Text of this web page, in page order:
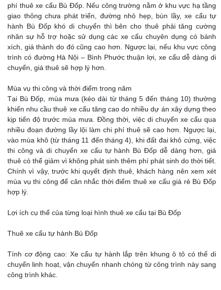
phí thuê xe cẩu Bù Đốp. Nếu công trường nằm ở khu vực hạ tầng
giao thông chưa phát triển, đường nhỏ hẹp, bùn lầy, xe cẩu tự
hành Bù Đốp khó di chuyển thì bên cho thuê phải tăng cường
nhân sự hỗ trợ hoặc sử dụng các xe cẩu chuyên dụng có bánh
xích, giá thành do đó cũng cao hơn. Ngược lại, nếu khu vực công
trình có đường Hà Nội – Bình Phước thuận lợi, xe cẩu dễ dàng di
chuyển, giá thuê sẽ hợp lý hơn.
Mùa vụ thi công và thời điểm trong năm
Tại Bù Đốp, mùa mưa (kéo dài từ tháng 5 đến tháng 10) thường
khiến nhu cầu thuê xe cẩu tăng cao do nhiều dự án xây dựng theo
kịp tiến độ trước mùa mưa. Đồng thời, việc di chuyển xe cẩu qua
nhiều đoạn đường lầy lội làm chi phí thuê sẽ cao hơn. Ngược lại,
vào mùa khô (từ tháng 11 đến tháng 4), khi đất đai khô cứng, việc
thi công và di chuyển xe cẩu tự hành Bù Đốp dễ dàng hơn, giá
thuê có thể giảm vì không phát sinh thêm phí phát sinh do thời tiết.
Chính vì vậy, trước khi quyết định thuê, khách hàng nên xem xét
mùa vụ thi công để cân nhắc thời điểm thuê xe cẩu giá rẻ Bù Đốp
hợp lý.
Lợi ích cụ thể của từng loại hình thuê xe cẩu tại Bù Đốp
Thuê xe cẩu tự hành Bù Đốp
Tính cơ động cao: Xe cẩu tự hành lắp trên khung ô tô có thể di
chuyển linh hoạt, vận chuyển nhanh chóng từ công trình này sang
công trình khác.